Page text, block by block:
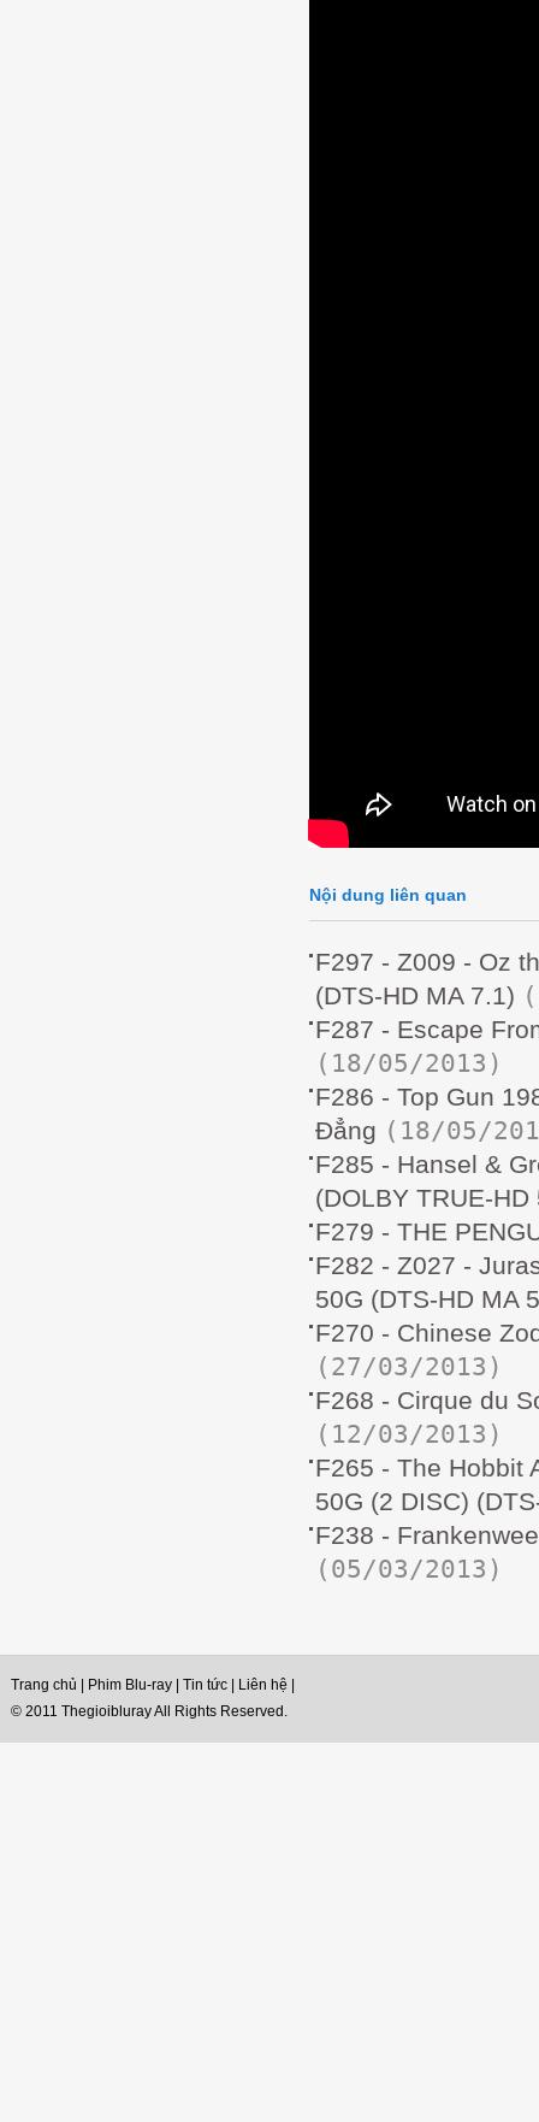
Nội dung liên quan
F297 - Z009 - Oz
(DTS-HD MA 7.1)
F287 - Escape
(18/05/2013)
F286 - Top Gun
Đẳng (18/05/
F285 - Hansel &
(DOLBY TRUE-
F279 - THE
F282 - Z027 -
50G (DTS-HD MA
F270 - Chinese
(27/03/2013)
F268 - Cirque du
(12/03/2013)
F265 - The Hobbit
50G (2 DISC)
F238 -
(05/03/2013)
Trang chủ Phim Blu-ray Tin tức Liên hệ
© 2011 Thegioibluray All Rights Reserved.